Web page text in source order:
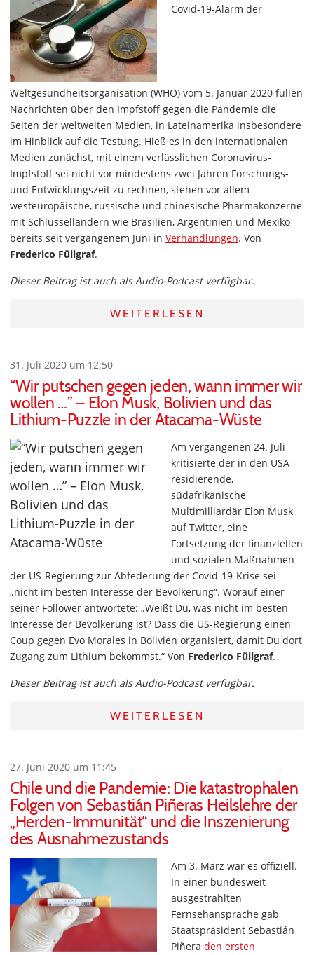
Covid-19-Alarm der
Weltgesundheitsorganisation (WHO) vom 5. Januar 2020 füllen
Nachrichten über den Impfstoff gegen die Pandemie die
Seiten der weltweiten Medien, in Lateinamerika insbesondere
im Hinblick auf die Testung. Hieß es in den internationalen
Medien zunächst, mit einem verlässlichen Coronavirus-
Impfstoff sei nicht vor mindestens zwei Jahren Forschungs-
und Entwicklungszeit zu rechnen, stehen vor allem
westeuropäische, russische und chinesische Pharmakonzerne
mit Schlüsselländern wie Brasilien, Argentinien und Mexiko
bereits seit vergangenem Juni in Verhandlungen. Von
Frederico Füllgraf.
Dieser Beitrag ist auch als Audio-Podcast verfügbar.
WEITERLESEN
31. Juli 2020 um 12:50
“Wir putschen gegen jeden, wann immer wir
wollen …” – Elon Musk, Bolivien und das
Lithium-Puzzle in der Atacama-Wüste
Am vergangenen 24. Juli
kritisierte der in den USA
residierende,
südafrikanische
Multimilliardär Elon Musk
auf Twitter, eine
Fortsetzung der finanziellen
und sozialen Maßnahmen
der US-Regierung zur Abfederung der Covid-19-Krise sei
„nicht im besten Interesse der Bevölkerung“. Worauf einer
seiner Follower antwortete: „Weißt Du, was nicht im besten
Interesse der Bevölkerung ist? Dass die US-Regierung einen
Coup gegen Evo Morales in Bolivien organisiert, damit Du dort
Zugang zum Lithium bekommst.“ Von Frederico Füllgraf.
Dieser Beitrag ist auch als Audio-Podcast verfügbar.
WEITERLESEN
27. Juni 2020 um 11:45
Chile und die Pandemie: Die katastrophalen
Folgen von Sebastián Piñeras Heilslehre der
„Herden-Immunität“ und die Inszenierung
des Ausnahmezustands
Am 3. März war es offiziell.
In einer bundesweit
ausgestrahlten
Fernsehansprache gab
Staatspräsident Sebastián
Piñera den ersten